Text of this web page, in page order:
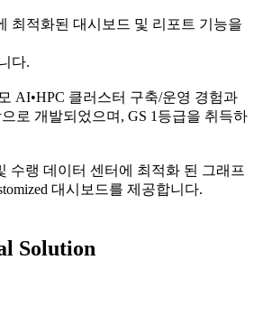
최적화된 대시보드 및 리포트 기능을
다.
AI•HPC 클러스터 구축/운영 경험과
로 개발되었으며, GS 1등급을 취득하
수랭 데이터 센터에 최적화 된 그래프
대시보드를 제공합니다.
Solution